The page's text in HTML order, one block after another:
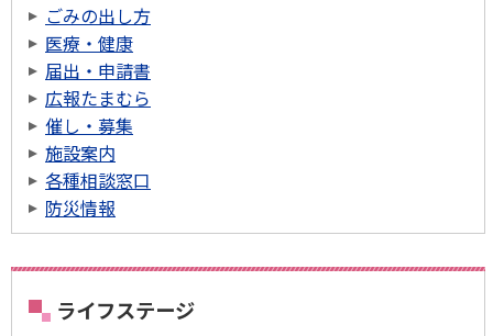
ごみの出し方
医療・健康
届出・申請書
広報たまむら
催し・募集
施設案内
各種相談窓口
防災情報
ライフステージ